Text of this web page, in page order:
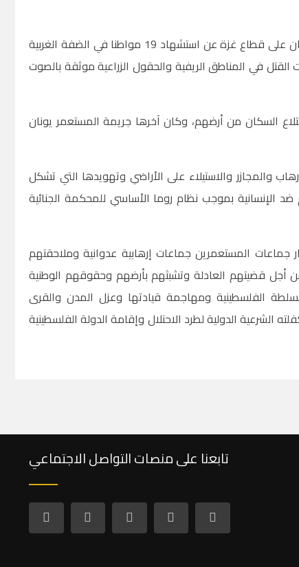
وأكد المجلس في بيان صدر عنه، اليوم الأحد، أن هذه الجرائم أسفرت منذ بداية العدوان على قطاع غزة عن استشهاد 19 مواطنا في الضفة الغربية
في المناطق الريفية والحقول الزراعية موثقة بالصوت
السكان من أرضهم، وكان آخرها جريمة المستعمر يونان
والمجازر والاستيلاء على الأراضي وتهويدها التي تشكل
ضد الإنسانية بموجب نظام روما الأساسي للمحكمة الجنائية
جماعات المستعمرين جماعات إرهابية عدوانية وملاحقتهم
أجل قضيتهم العادلة وتشبثهم بأرضهم وحقوقهم الوطنية
الفلسطينية ومهاجمة قيادتها وعزل المدن والقرى
الشرعية الدولية لطرد الاحتلال وإقامة الدولة الفلسطينية
تابعنا على منصات التواصل الاجتماعي